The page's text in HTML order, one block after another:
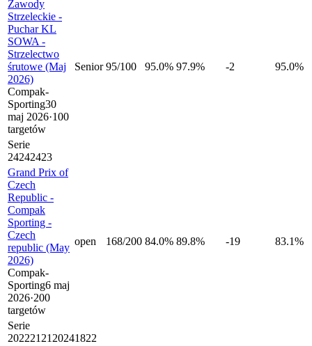
Zawody
Strzeleckie -
Puchar KL
SOWA -
Strzelectwo
śrutowe (Maj
2026)
Compak-
Sporting30
maj 2026·100
targetów
Senior 95/100 95.0% 97.9% -2 95.0%
Serie
24242423
Grand Prix of
Czech
Republic -
Compak
Sporting -
Czech
republic (May
2026)
Compak-
Sporting6 maj
2026·200
targetów
open 168/200 84.0% 89.8% -19 83.1%
Serie
202221 21 20241822